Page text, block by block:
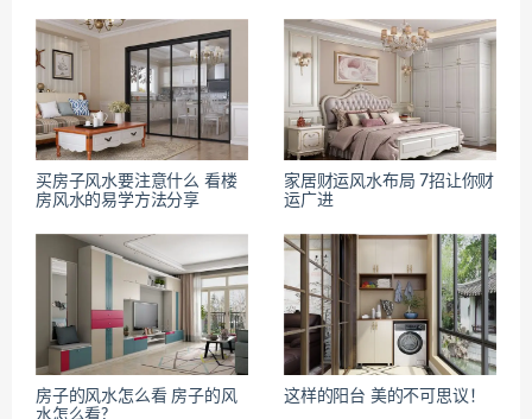
买房子风水要注意什么 看楼
房风水的易学方法分享
家居财运风水布局 7招让你财
运广进
房子的风水怎么看 房子的风
这样的阳台 美的不可思议！